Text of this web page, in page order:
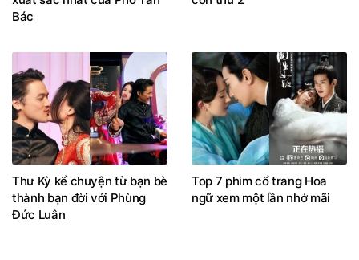
Bác
Thư Kỳ kể chuyện từ bạn bè
thành bạn đời với Phùng
Đức Luân
Top 7 phim cổ trang Hoa
ngữ xem một lần nhớ mãi